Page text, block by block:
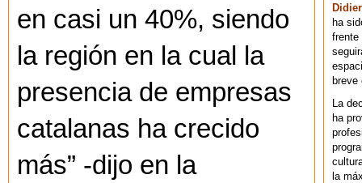
en casi un 40%, siendo
la región en la cual la
presencia de empresas
catalanas ha crecido
más” -dijo en la
Didier
ha
frente
breve
La
ha
la